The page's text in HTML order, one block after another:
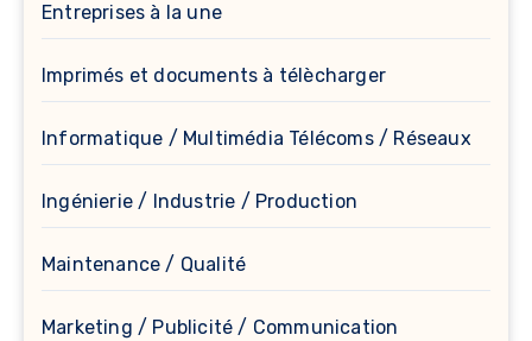
Entreprises à la une
Imprimés et documents à télècharger
Informatique / Multimédia Télécoms / Réseaux
Ingénierie / Industrie / Production
Maintenance / Qualité
Marketing / Publicité / Communication